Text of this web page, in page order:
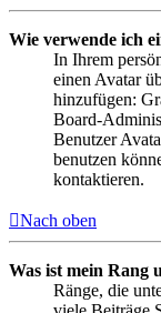
Wie verwende ich
In Ihrem
einen Avatar
hinzufügen:
Board-
Benutzer
benutzen
kontaktieren.
Nach oben
Was ist mein Rang
Ränge, die